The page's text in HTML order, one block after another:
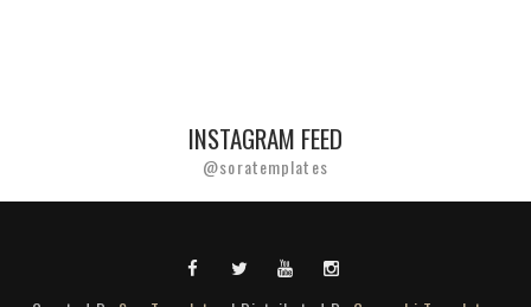
INSTAGRAM FEED
@soratemplates